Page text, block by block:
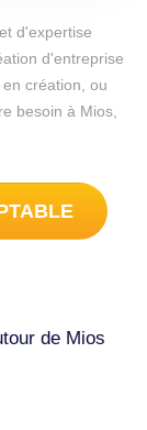
d'expertise
d'entreprise
création, ou
besoin à Mios,
de Mios